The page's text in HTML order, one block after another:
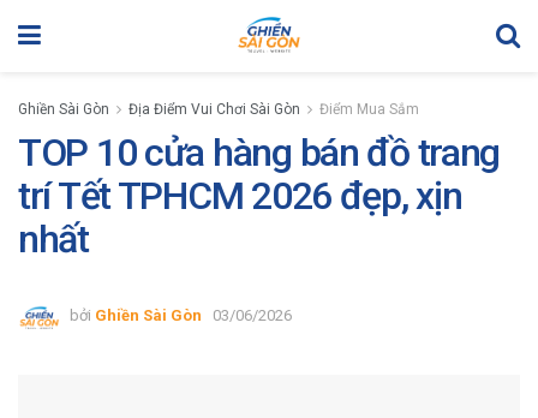
Ghiền Sài Gòn Địa Điểm Vui Chơi Sài Gòn Điểm Mua Sắm
TOP 10 cửa hàng bán đồ trang
trí Tết TPHCM 2026 đẹp, xịn
nhất
bởi Ghiền Sài Gòn 03/06/2026